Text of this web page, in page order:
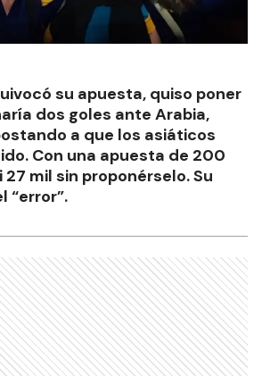
su apuesta, quiso poner
dos goles ante Arabia,
a que los asiáticos
Con una apuesta de 200
mil sin proponérselo. Su
“error”.